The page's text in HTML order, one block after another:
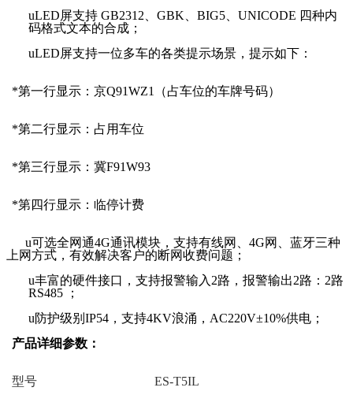
uLED屏支持 GB2312、GBK、BIG5、UNICODE 四种内
码格式文本的合成；
uLED屏支持一位多车的各类提示场景，提示如下：
*第一行显示：京Q91WZ1（占车位的车牌号码）
*第二行显示：占用车位
*第三行显示：冀F91W93
*第四行显示：临停计费
u可选全网通4G通讯模块，支持有线网、4G网、蓝牙三种
上网方式，有效解决客户的断网收费问题；
u丰富的硬件接口，支持报警输入 2路，报警输出2路：2路
RS485 ；
u防护级别 IP54，支持4KV浪涌，AC220V±10%供电；
产品详细参数：
型号 ES-T5IL